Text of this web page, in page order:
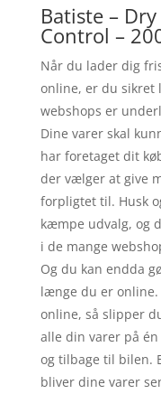
Batiste –
Control –
Når du lader dig
online, er du
webshops er
Dine varer skal
har foretaget dit
der vælger at give
forpligtet til. Husk
kæmpe udvalg, og
i de mange
Og du kan endda
længe du er online.
online, så slipper
alle din varer på én
og tilbage til bilen.
bliver dine varer